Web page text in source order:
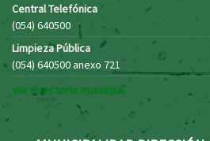
Central Telefónica
(054) 640500
Limpieza Pública
(054) 640500 anexo 721
Ver directorio municipal